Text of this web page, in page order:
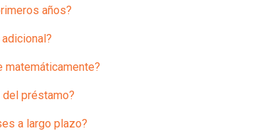
años?
matemáticamente?
préstamo?
a largo plazo?